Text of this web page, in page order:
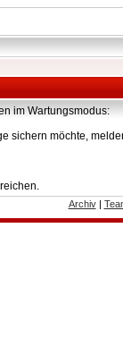
im Wartungsmodus:
sichern möchte,
Archiv|